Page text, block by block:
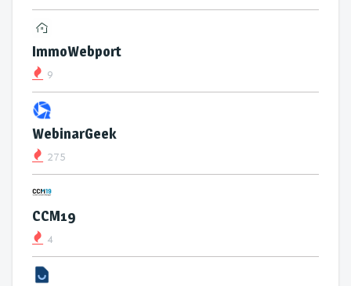
ImmoWebport
9
WebinarGeek
275
CCM19
4